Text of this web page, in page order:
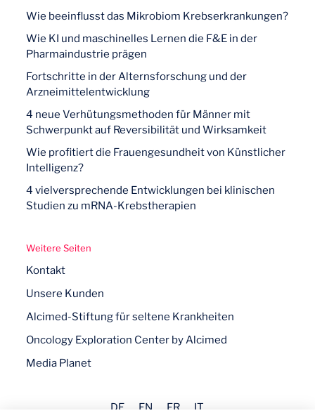
Wie beeinflusst das Mikrobiom Krebserkrankungen?
Wie KI und maschinelles Lernen die F&E in der
Pharmaindustrie prägen
Fortschritte in der Alternsforschung und der
Arzneimittelentwicklung
4 neue Verhütungsmethoden für Männer mit
Schwerpunkt auf Reversibilität und Wirksamkeit
Wie profitiert die Frauengesundheit von Künstlicher
Intelligenz?
4 vielversprechende Entwicklungen bei klinischen
Studien zu mRNA-Krebstherapien
Weitere Seiten
Kontakt
Unsere Kunden
Alcimed-Stiftung für seltene Krankheiten
Oncology Exploration Center by Alcimed
Media Planet
DE EN FR IT